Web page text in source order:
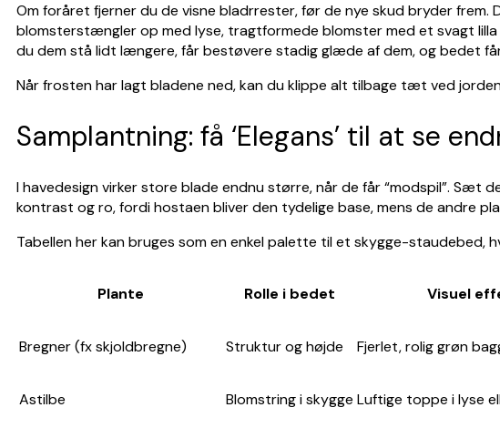
Om foråret fjerner du de visne bladrrester, før de nye skud bryder frem.
blomsterstængler op med lyse, tragtformede blomster med et svagt
du dem stå lidt længere, får bestøvere stadig glæde af dem, og bedet
Når frosten har lagt bladene ned, kan du klippe alt tilbage tæt ved
Samplantning: få ‘Elegans’ til at se
I havedesign virker store blade endnu større, når de får “modspil”. Sæt
kontrast og ro, fordi hostaen bliver den tydelige base, mens de andre
Tabellen her kan bruges som en enkel palette til et skygge-staudebed,
Plante Rolle i bedet Visuel
Bregner (fx skjoldbregne) Struktur og højde Fjerlet, rolig grøn
Astilbe Blomstring i skygge Luftige toppe i lyse